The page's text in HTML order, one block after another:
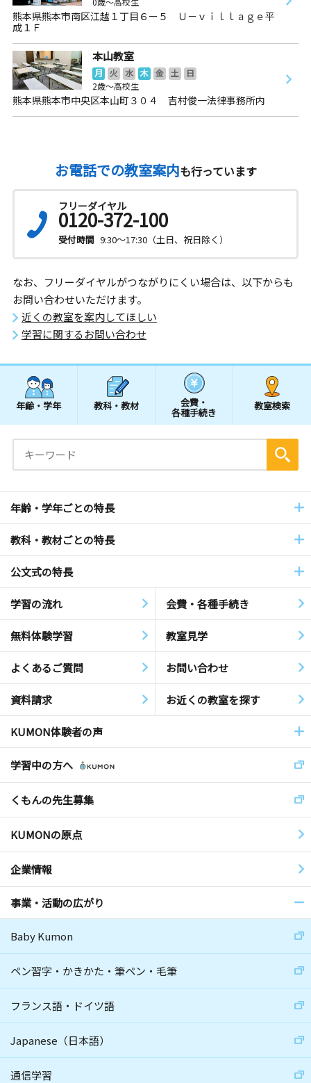
熊本県熊本市南区江越１丁目６ー５ Ｕ－ｖｉｌｌａｇｅ平
成１Ｆ
本山教室
月 火 水 木 金 土
日
2歳～高校生
熊本県熊本市中央区本山町３０４ 吉村俊一法律事務所内
お電話での教室案内も行っています
フリーダイヤル
0120-372-100
受付時間 9:30～17:30（土日、祝日除く）
なお、フリーダイヤルがつながりにくい場合は、以下からも
お問い合わせいただけます。
近くの教室を案内してほしい
学習に関するお問い合わせ
年齢・学年 教科・教材 会費・
各種手続き
教室検索
年齢・学年ごとの特長
教科・教材ごとの特長
公文式の特長
学習の流れ 会費・各種手続き
無料体験学習 教室見学
よくあるご質問 お問い合わせ
資料請求 お近くの教室を探す
KUMON体験者の声
学習中の方へ
くもんの先生募集
KUMONの原点
企業情報
事業・活動の広がり
Baby Kumon
ペン習字・かきかた・筆ペン・毛筆
フランス語・ドイツ語
Japanese（日本語）
通信学習